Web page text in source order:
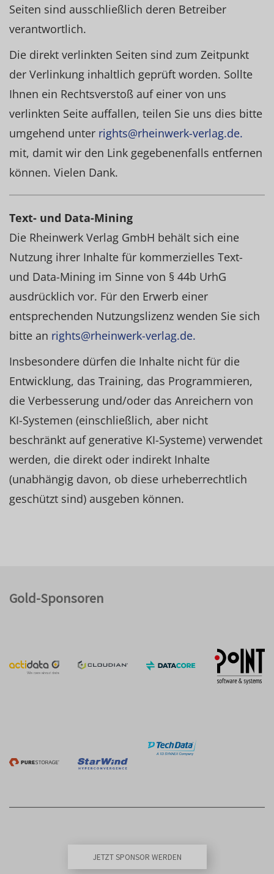
Seiten sind ausschließlich deren Betreiber
verantwortlich.
Die direkt verlinkten Seiten sind zum Zeitpunkt
der Verlinkung inhaltlich geprüft worden. Sollte
Ihnen ein Rechtsverstoß auf einer von uns
verlinkten Seite auffallen, teilen Sie uns dies bitte
umgehend unter rights@rheinwerk-verlag.de.
mit, damit wir den Link gegebenenfalls entfernen
können. Vielen Dank.
Text- und Data-Mining
Die Rheinwerk Verlag GmbH behält sich eine
Nutzung ihrer Inhalte für kommerzielles Text-
und Data-Mining im Sinne von § 44b UrhG
ausdrücklich vor. Für den Erwerb einer
entsprechenden Nutzungslizenz wenden Sie sich
bitte an rights@rheinwerk-verlag.de.
Insbesondere dürfen die Inhalte nicht für die
Entwicklung, das Training, das Programmieren,
die Verbesserung und/oder das Anreichern von
KI-Systemen (einschließlich, aber nicht
beschränkt auf generative KI-Systeme) verwendet
werden, die direkt oder indirekt Inhalte
(unabhängig davon, ob diese urheberrechtlich
geschützt sind) ausgeben können.
Gold-Sponsoren
JETZT SPONSOR WERDEN